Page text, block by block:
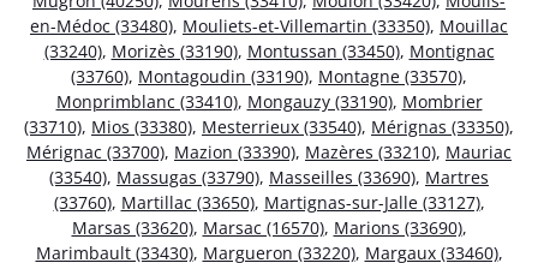
en-Médoc (33480), Mouliets-et-Villemartin (33350), Mouillac
(33240), Morizès (33190), Montussan (33450), Montignac
(33760), Montagoudin (33190), Montagne (33570),
Monprimblanc (33410), Mongauzy (33190), Mombrier
(33710), Mios (33380), Mesterrieux (33540), Mérignas (33350),
Mérignac (33700), Mazion (33390), Mazères (33210), Mauriac
(33540), Massugas (33790), Masseilles (33690), Martres
(33760), Martillac (33650), Martignas-sur-Jalle (33127),
Marsas (33620), Marsac (16570), Marions (33690),
Marimbault (33430), Margueron (33220), Margaux (33460),